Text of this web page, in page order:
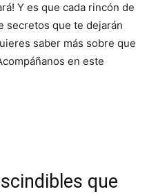
Y es que cada rincón de
secretos que te dejarán
saber más sobre que
en este
que